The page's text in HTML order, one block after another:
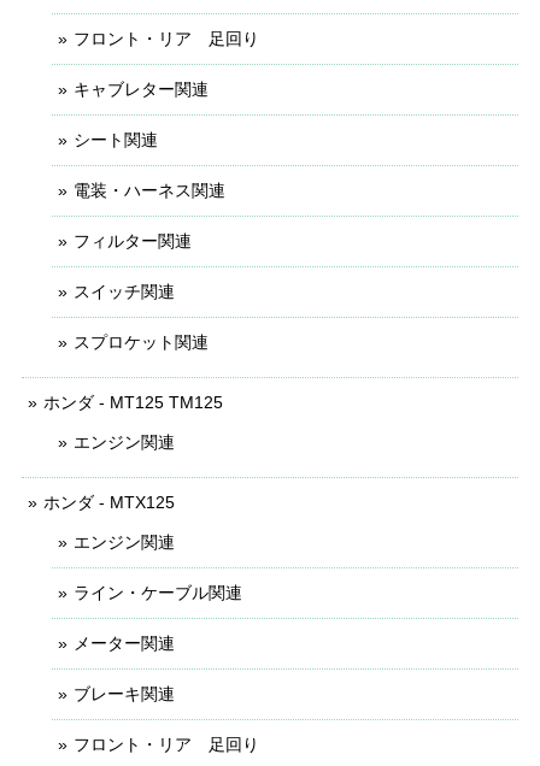
フロント・リア 足回り
キャブレター関連
シート関連
電装・ハーネス関連
フィルター関連
スイッチ関連
スプロケット関連
ホンダ - MT125 TM125
エンジン関連
ホンダ - MTX125
エンジン関連
ライン・ケーブル関連
メーター関連
ブレーキ関連
フロント・リア 足回り